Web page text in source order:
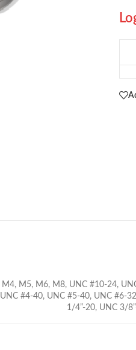
M4, M5, M6, M8, UNC #10-24,
UNC #4-40, UNC #5-40, UNC #6-32
1/4”-20, UNC 3/